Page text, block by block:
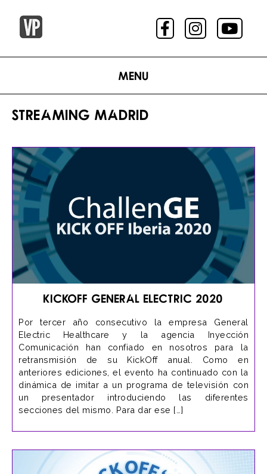
Menu
STREAMING MADRID
KICKOFF GENERAL ELECTRIC 2020
Por tercer año consecutivo la empresa General
Electric Healthcare y la agencia Inyección
Comunicación han confiado en nosotros para la
retransmisión de su KickOff anual. Como en
anteriores ediciones, el evento ha continuado con la
dinámica de imitar a un programa de televisión con
un presentador introduciendo las diferentes
secciones del mismo. Para dar ese […]